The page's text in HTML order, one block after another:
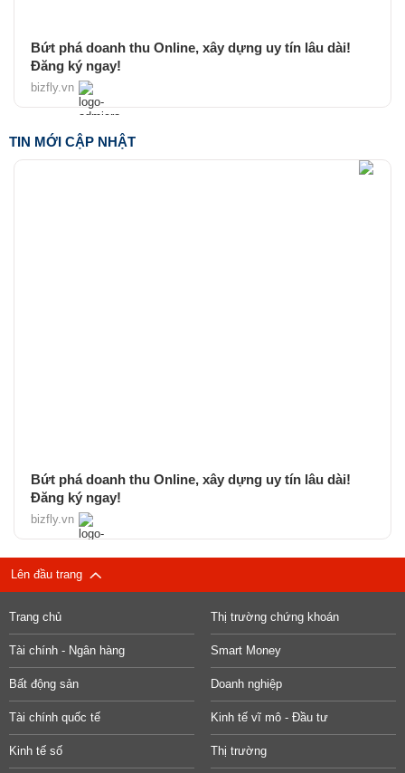
Bứt phá doanh thu Online, xây dựng uy tín lâu dài!
Đăng ký ngay!
bizfly.vn
TIN MỚI CẬP NHẬT
Bứt phá doanh thu Online, xây dựng uy tín lâu dài!
Đăng ký ngay!
bizfly.vn
Lên đầu trang
Trang chủ Thị trường chứng khoán
Tài chính - Ngân hàng Smart Money
Bất động sản Doanh nghiệp
Tài chính quốc tế Kinh tế vĩ mô - Đầu tư
Kinh tế số Thị trường